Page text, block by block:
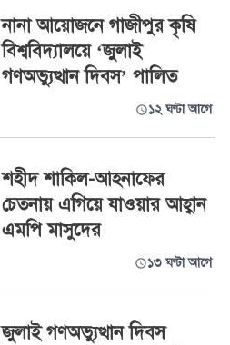
নানা আয়োজনে গাজীপুর কৃষি
বিশ্ববিদ্যালয়ে ‘জুলাই
গণঅভ্যুত্থান দিবস’ পালিত
১২ ঘণ্টা আগে
শহীদ শাকিল-আহনাফের
চেতনায় এগিয়ে যাওয়ার আহ্বান
এমপি মাসুদের
১৩ ঘণ্টা আগে
জুলাই গণঅভ্যুত্থান দিবস